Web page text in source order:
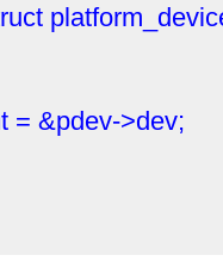
= &pdev->dev;